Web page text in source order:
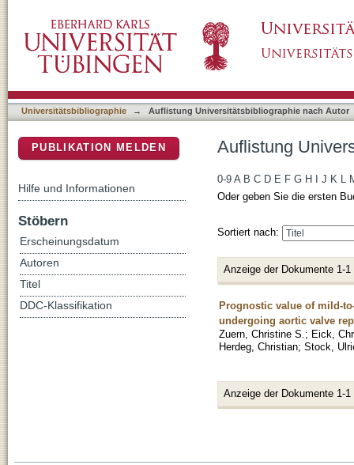
Universitätsbibliographie → Auflistung Universitätsbibliographie nach Autor
Auflistung
0-9 A B C D E F G H J K L
Oder geben Sie die ersten
Sortiert nach:
Anzeige der Dokumente 1-1
Prognostic value of mild-
undergoing aortic valve
Zuern, Christine S. ; Eick,
Herdeg, Christian; Stock,
Anzeige der Dokumente 1-1
PUBLIKATION MELDEN
Hilfe und Informationen
Stöbern
Erscheinungsdatum
Autoren
Titel
DDC-Klassifikation